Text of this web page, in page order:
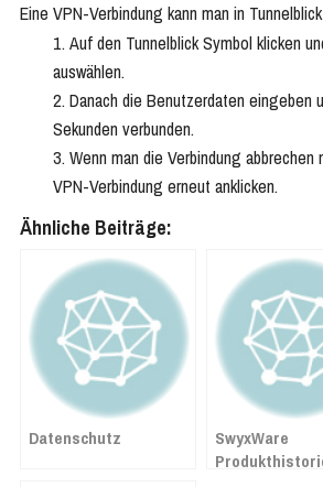
Eine VPN-Verbindung kann man in
Auf den Tunnelblick Symbol klicken
auswählen.
Danach die Benutzerdaten eingeben
Sekunden verbunden.
Wenn man die Verbindung
VPN-Verbindung erneut anklicken.
Ähnliche Beiträge:
Datenschutz
SwyxWare